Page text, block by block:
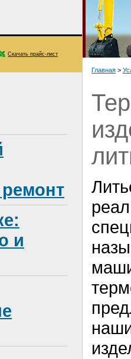
Скачать прайс-лист
и
Главная >